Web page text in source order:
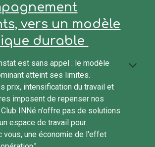
vers un modèle
durable
est sans appel : le modèle
atteint ses limites.
prix, intensification du travail et
imposent de repenser nos
INNé n'offre pas de solutions
espace de travail pour
vous, une économie de l'effet